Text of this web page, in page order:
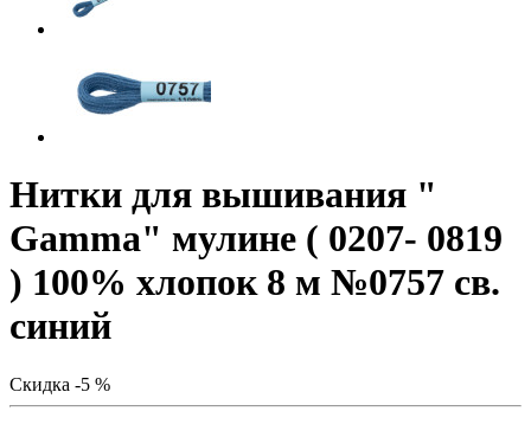
Нитки для вышивания "
Gamma" мулине ( 0207- 0819
) 100% хлопок 8 м №0757 св.
синий
Скидка -5 %